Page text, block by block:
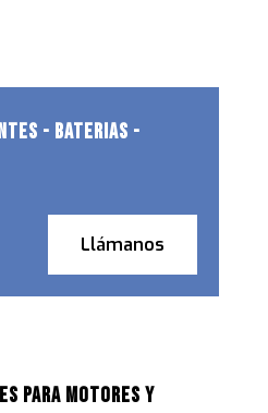
- BATERIAS -
Llámanos
PARA MOTORES Y